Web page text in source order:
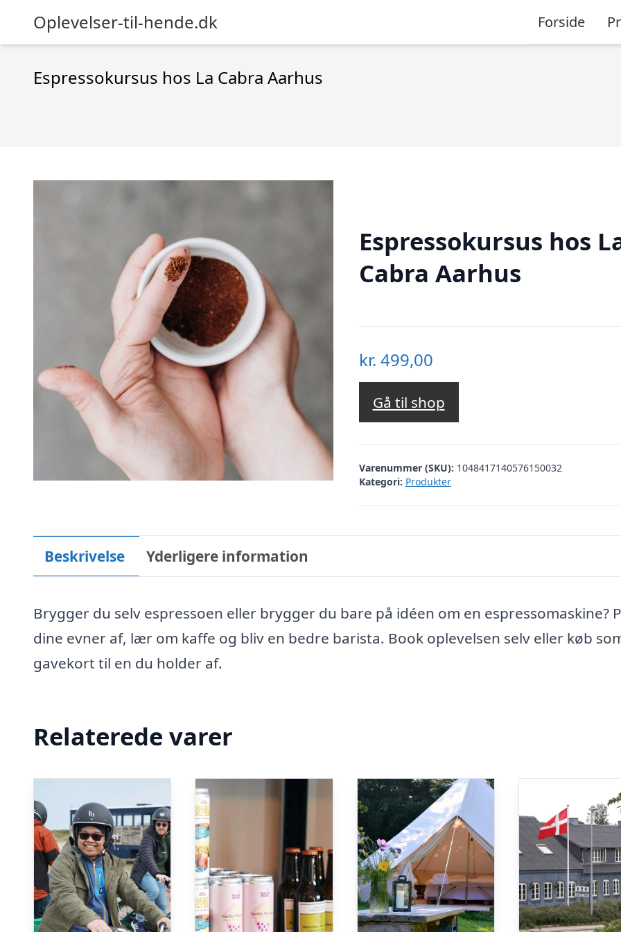
Oplevelser-til-hende.dk Forside
Espressokursus hos La Cabra Aarhus
Espressokursus hos
Cabra Aarhus
kr. 499,00
Gå til shop
Varenummer (SKU): 1048417140576150032
Kategori: Produkter
Beskrivelse Yderligere information
Brygger du selv espressoen eller brygger du bare på idéen om en espressomaskine?
dine evner af, lær om kaffe og bliv en bedre barista. Book oplevelsen selv eller køb
gavekort til en du holder af.
Relaterede varer